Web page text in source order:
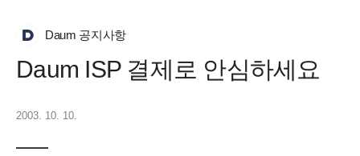
Daum 공지사항
Daum ISP 결제로 안심하세요
2003. 10. 10.